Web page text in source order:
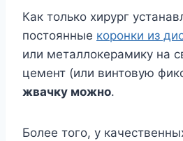
Как только хирург
постоянные коронки из
или металлокерамику на
цемент (или винтовую
жвачку можно.
Более того, у